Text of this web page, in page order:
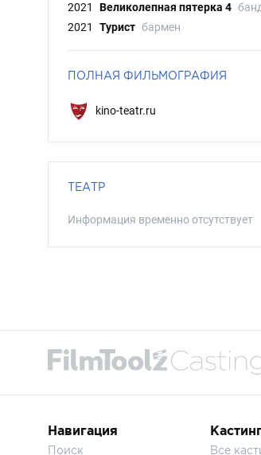
2021
Великолепная пятерка 4
2021
Турист бармен
ПОЛНАЯ ФИЛЬМОГРАФИЯ
kino-teatr.ru
ТЕАТР
Информация временно отсутствует
Навигация
Поиск Все